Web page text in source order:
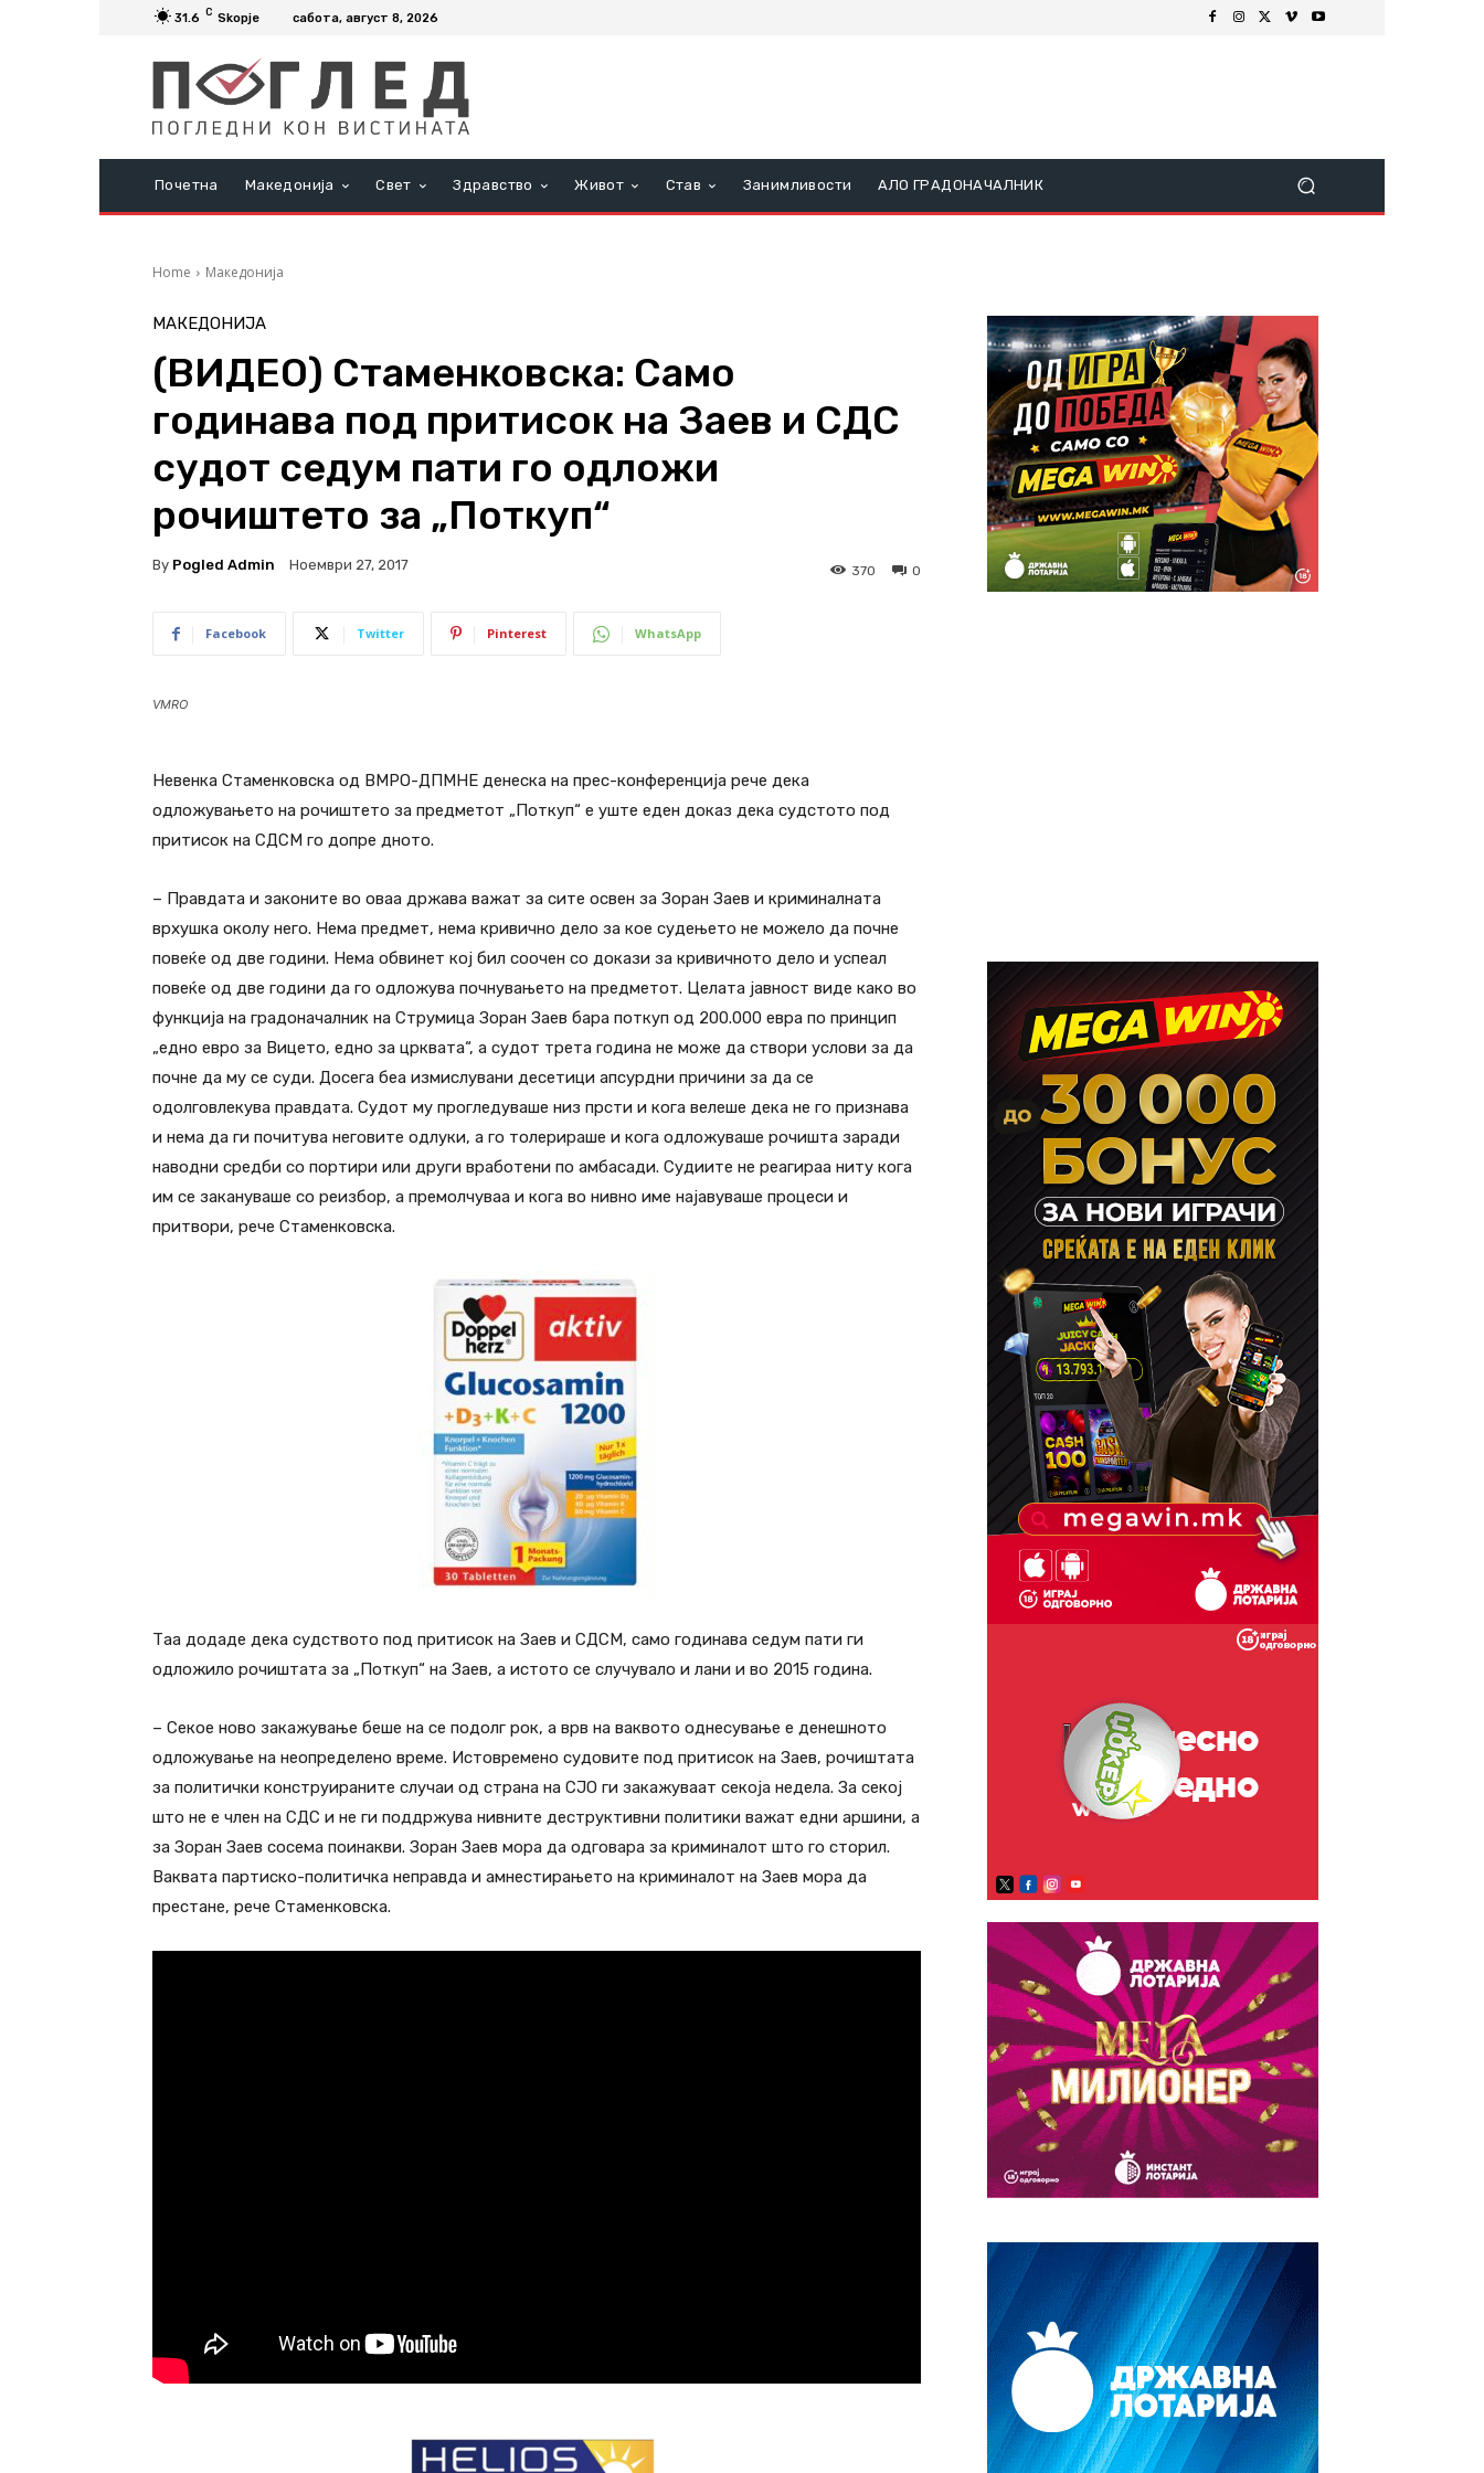
31.6 C Skopje сабота, август 8, 2026
Почетна Македонија Свет Здравство Живот Став Занимливости АЛО ГРАДОНАЧАЛНИК
Home Македонија
МАКЕДОНИЈА
(ВИДЕО) Стаменковска: Само
годинава под притисок на Заев и СДС
судот седум пати го одложи
рочиштето за „Поткуп“
By Pogled Admin Ноември 27, 2017 0
370
Facebook Twitter Pinterest WhatsApp
VMRO
Невенка Стаменковска од ВМРО-ДПМНЕ денеска на прес-конференција рече дека
одложувањето на рочиштето за предметот „Поткуп“ е уште еден доказ дека судстото под
притисок на СДСМ го допре дното.
– Правдата и законите во оваа држава важат за сите освен за Зоран Заев и криминалната
врхушка околу него. Нема предмет, нема кривично дело за кое судењето не можело да почне
повеќе од две години. Нема обвинет кој бил соочен со докази за кривичното дело и успеал
повеќе од две години да го одложува почнувањето на предметот. Целата јавност виде како во
функција на градоначалник на Струмица Зоран Заев бара поткуп од 200.000 евра по принцип
„едно евро за Вицето, едно за црквата“, а судот трета година не може да створи услови за да
почне да му се суди. Досега беа измислувани десетици апсурдни причини за да се
одолговлекува правдата. Судот му прогледуваше низ прсти и кога велеше дека не го признава
и нема да ги почитува неговите одлуки, а го толерираше и кога одложуваше рочишта заради
наводни средби со портири или други вработени по амбасади. Судиите не реагираа ниту кога
им се закануваше со реизбор, а премолчуваа и кога во нивно име најавуваше процеси и
притвори, рече Стаменковска.
Таа додаде дека судството под притисок на Заев и СДСМ, само годинава седум пати ги
одложило рочиштата за „Поткуп“ на Заев, а истото се случувало и лани и во 2015 година.
– Секое ново закажување беше на се подолг рок, а врв на ваквото однесување е денешното
одложување на неопределено време. Истовремено судовите под притисок на Заев, рочиштата
за политички конструираните случаи од страна на СЈО ги закажуваат секоја недела. За секој
што не е член на СДС и не ги поддржува нивните деструктивни политики важат едни аршини, а
за Зоран Заев сосема поинакви. Зоран Заев мора да одговара за криминалот што го сторил.
Ваквата партиско-политичка неправда и амнестирањето на криминалот на Заев мора да
престане, рече Стаменковска.